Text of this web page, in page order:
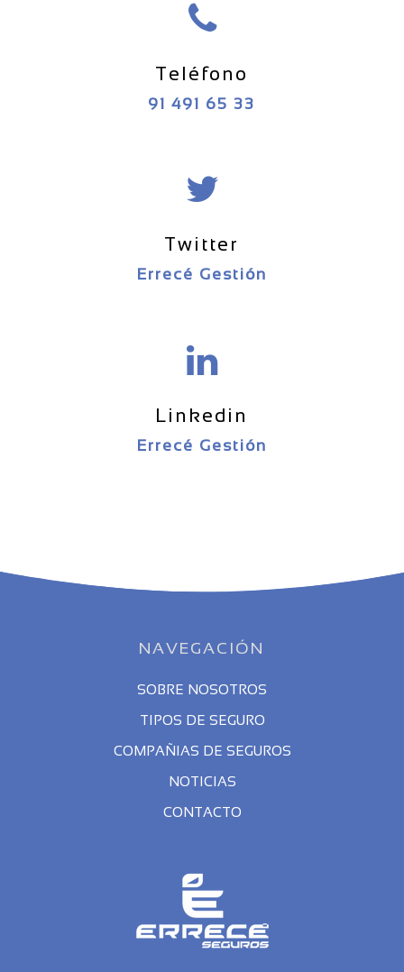
Teléfono
91 491 65 33
Twitter
Errecé Gestión
Linkedin
Errecé Gestión
NAVEGACIÓN
SOBRE NOSOTROS
TIPOS DE SEGURO
COMPAÑIAS DE SEGUROS
NOTICIAS
CONTACTO